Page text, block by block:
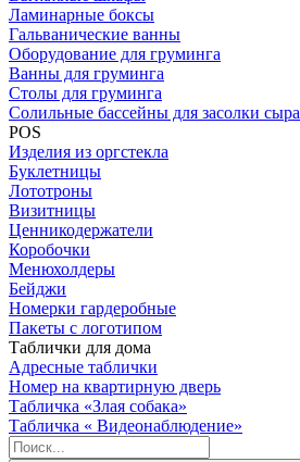
Ламинарные боксы
Гальванические ванны
Оборудование для груминга
Ванны для груминга
Столы для груминга
Солильные бассейны для засолки сыра
POS
Изделия из оргстекла
Буклетницы
Лототроны
Визитницы
Ценникодержатели
Коробочки
Менюхолдеры
Бейджи
Номерки гардеробные
Пакеты с логотипом
Таблички для дома
Адресные таблички
Номер на квартирную дверь
Табличка «Злая собака»
Табличка « Видеонаблюдение»